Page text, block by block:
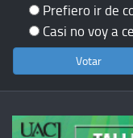
Prefiero ir de
Casi no voy a